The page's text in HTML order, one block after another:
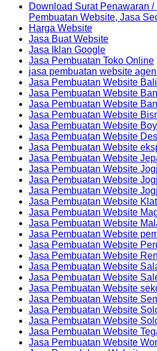
Download Surat Penawaran /
Pembuatan Website, Jasa
Harga Website
Jasa Buat Website
Jasa Iklan Google
Jasa Pembuatan Toko Online
jasa pembuatan website
Jasa Pembuatan Website Bali
Jasa Pembuatan Website
Jasa Pembuatan Website
Jasa Pembuatan Website
Jasa Pembuatan Website
Jasa Pembuatan Website
Jasa Pembuatan Website
Jasa Pembuatan Website
Jasa Pembuatan Website
Jasa Pembuatan Website
Jasa Pembuatan Website
Jasa Pembuatan Website
Jasa Pembuatan Website
Jasa Pembuatan Website
Jasa Pembuatan Website
Jasa Pembuatan Website
Jasa Pembuatan Website
Jasa Pembuatan Website
Jasa Pembuatan Website
Jasa Pembuatan Website
Jasa Pembuatan Website
Jasa Pembuatan Website
Jasa Pembuatan Website
Jasa Pembuatan Website
Jasa Pembuatan Website